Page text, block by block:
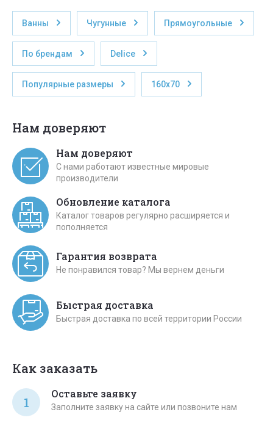
Ванны Чугунные Прямоугольные
По брендам Delice
Популярные размеры 160х70
Нам доверяют
Нам доверяют
С нами работают известные мировые
производители
Обновление каталога
Каталог товаров регулярно расширяется и
пополняется
Гарантия возврата
Не понравился товар? Мы вернем деньги
Быстрая доставка
Быстрая доставка по всей территории России
Как заказать
1
Оставьте заявку
Заполните заявку на сайте или позвоните нам